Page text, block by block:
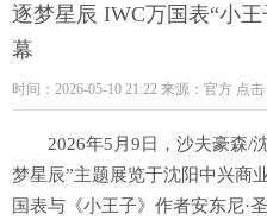
逐梦星辰 IWC万国表“小
幕
时间：2026-05-10 21:22 来源：官方 点击
2026年5月9日，沙夫豪森
梦星辰”主题展览于沈阳中兴商
国表与《小王子》作者安东尼·